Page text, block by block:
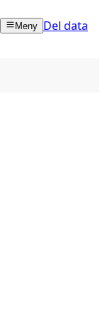
Meny Del data